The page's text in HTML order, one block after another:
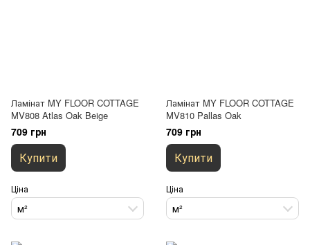
Ламінат MY FLOOR COTTAGE
MV808 Atlas Oak Beige
709 грн
Купити
Ціна
м²
Ламінат MY FLOOR COTTAGE
MV810 Pallas Oak
709 грн
Купити
Ціна
м²